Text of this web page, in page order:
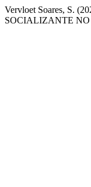
Vervloet Soares, S.
SOCIALIZANTE NO